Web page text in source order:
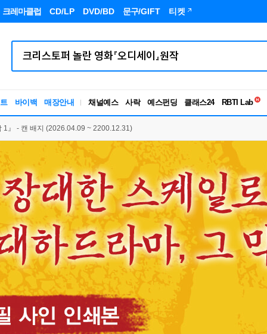
크레마클럽 CD/LP DVD/BD 문구/GIFT 티켓
바이백 매장안내 채널예스 사락 예스펀딩 클래스24
RBTI Lab
독서유형검사
1』 - 캔 배지 (2026.04.09 ~ 2200.12.31)